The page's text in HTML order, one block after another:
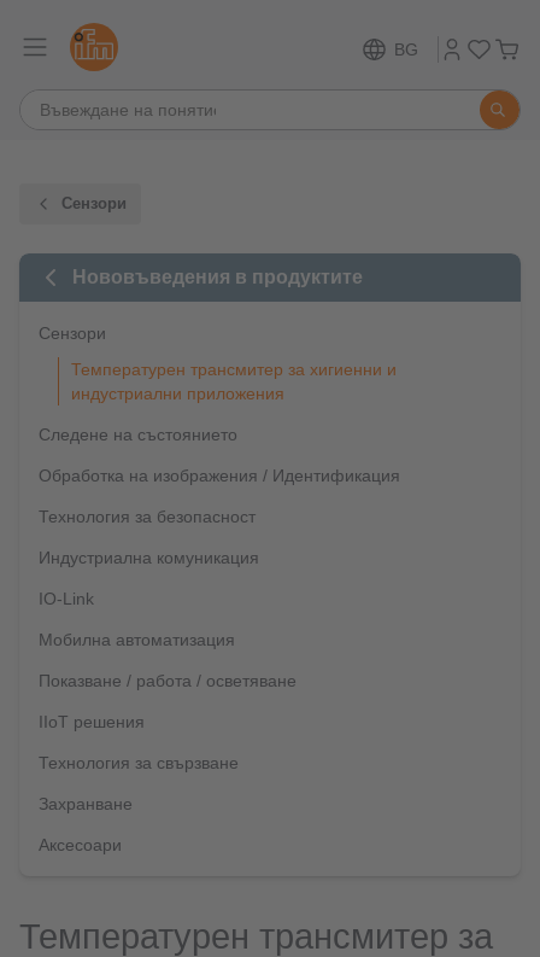
BG
Сензори
Нововъведения в продуктите
Сензори
Температурен трансмитер за хигиенни и
индустриални приложения
Следене на състоянието
Обработка на изображения / Идентификация
Технология за безопасност
Индустриална комуникация
IO-Link
Мобилна автоматизация
Показване / работа / осветяване
IIoT решения
Технология за свързване
Захранване
Аксесоари
Температурен трансмитер за